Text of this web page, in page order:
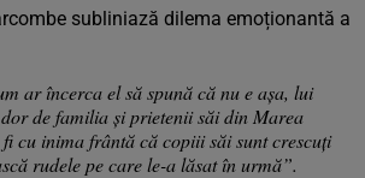
subliniază dilema emoționantă a
ar încerca el să spună că nu e așa, lui
de familia și prietenii săi din Marea
cu inima frântă că copiii săi sunt crescuți
rudele pe care le-a lăsat în urmă”.